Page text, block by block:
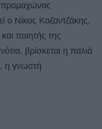
προμαχώνας
ο Νίκος Καζαντζάκης,
ποιητής της
βρίσκεται η παλιά
η γνωστή